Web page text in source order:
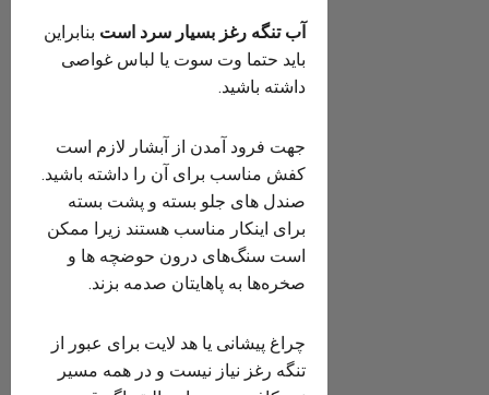
آب تنگه رغز بسیار سرد است بنابراین
باید حتما وت سوت یا لباس غواصی
داشته باشید.
جهت فرود آمدن از آبشار لازم است
کفش مناسب برای آن را داشته باشید.
صندل های جلو بسته و پشت بسته
برای اینکار مناسب هستند زیرا ممکن
است سنگ‌های درون حوضچه ها و
صخره‌ها به پاهایتان صدمه بزند.
چراغ پیشانی یا هد لایت برای عبور از
تنگه رغز نیاز نیست و در همه مسیر